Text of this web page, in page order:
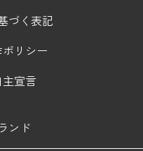
づく表記
リシー
宣言
ンド